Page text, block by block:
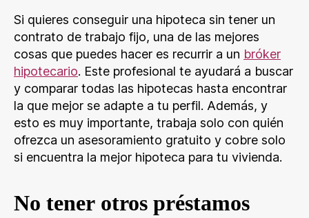
Si quieres conseguir una hipoteca sin tener un
contrato de trabajo fijo, una de las mejores
cosas que puedes hacer es recurrir a un bróker
hipotecario. Este profesional te ayudará a buscar
y comparar todas las hipotecas hasta encontrar
la que mejor se adapte a tu perfil. Además, y
esto es muy importante, trabaja solo con quién
ofrezca un asesoramiento gratuito y cobre solo
si encuentra la mejor hipoteca para tu vivienda.
No tener otros préstamos